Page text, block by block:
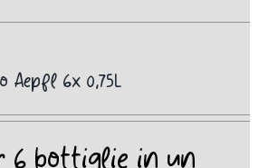
Aepfl 6x 0,75L
6 bottiglie in un